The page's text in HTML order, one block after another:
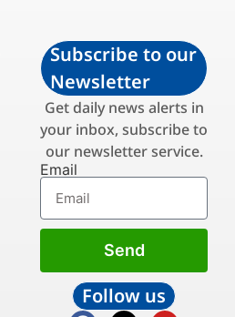
Subscribe to our
Newsletter
Get daily news alerts in
your inbox, subscribe to
our newsletter service.
Email
Send
Follow us